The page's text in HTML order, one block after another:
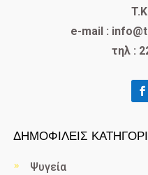
e-mail :
τηλ :
ΔΗΜΟΦΙΛΕΙΣ
Ψυγεία